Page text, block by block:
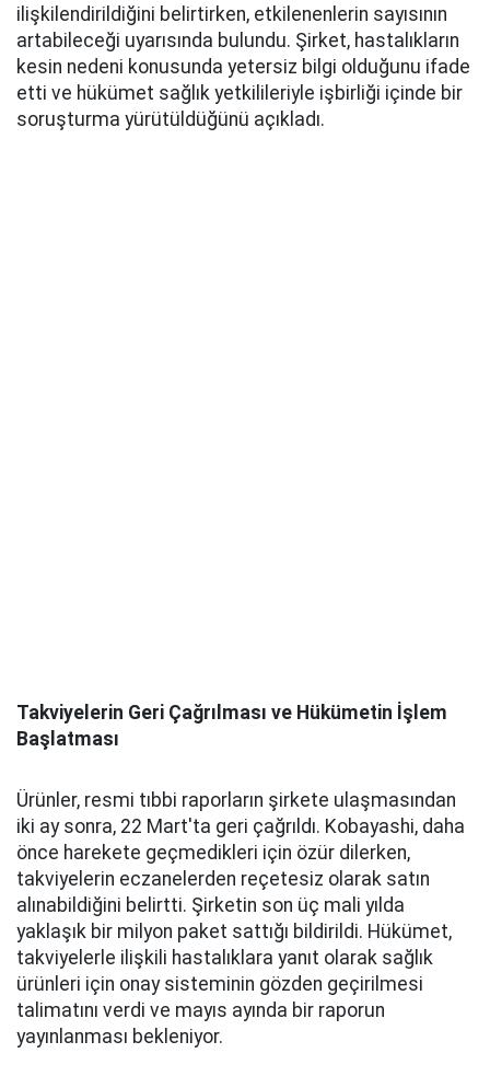
ilişkilendirildiğini belirtirken, etkilenenlerin sayısının
artabileceği uyarısında bulundu. Şirket, hastalıkların
kesin nedeni konusunda yetersiz bilgi olduğunu ifade
etti ve hükümet sağlık yetkilileriyle işbirliği içinde bir
soruşturma yürütüldüğünü açıkladı.
Takviyelerin Geri Çağrılması ve Hükümetin İşlem
Başlatması
Ürünler, resmi tıbbi raporların şirkete ulaşmasından
iki ay sonra, 22 Mart'ta geri çağrıldı. Kobayashi, daha
önce harekete geçmedikleri için özür dilerken,
takviyelerin eczanelerden reçetesiz olarak satın
alınabildiğini belirtti. Şirketin son üç mali yılda
yaklaşık bir milyon paket sattığı bildirildi. Hükümet,
takviyelerle ilişkili hastalıklara yanıt olarak sağlık
ürünleri için onay sisteminin gözden geçirilmesi
talimatını verdi ve mayıs ayında bir raporun
yayınlanması bekleniyor.